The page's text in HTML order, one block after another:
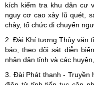
kích kiểm tra khu dân cư
nguy cơ cao xảy lũ quét,
chảy, tổ chức di chuyển
2. Đài Khí tượng Thủy văn
báo, theo dõi sát diễn
nhân dân tỉnh và các
3. Đài Phát thanh - Truyền